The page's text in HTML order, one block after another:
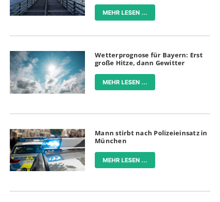
MEHR LESEN ...
Wetterprognose für Bayern: Erst
große Hitze, dann Gewitter
MEHR LESEN ...
Mann stirbt nach Polizeieinsatz in
München
MEHR LESEN ...